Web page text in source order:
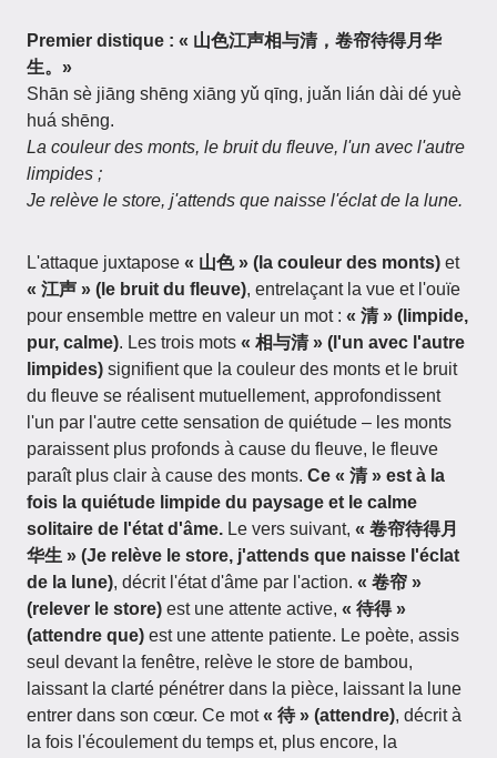
Premier distique : « 山色江声相与清，卷帘待得月华
生。»
Shān sè jiāng shēng xiāng yǔ qīng, juǎn lián dài dé yuè
huá shēng.
La couleur des monts, le bruit du fleuve, l'un avec l'autre
limpides ;
Je relève le store, j'attends que naisse l'éclat de la lune.
L'attaque juxtapose « 山色 » (la couleur des monts) et
« 江声 » (le bruit du fleuve), entrelaçant la vue et l'ouïe
pour ensemble mettre en valeur un mot : « 清 » (limpide,
pur, calme). Les trois mots « 相与清 » (l'un avec l'autre
limpides) signifient que la couleur des monts et le bruit
du fleuve se réalisent mutuellement, approfondissent
l'un par l'autre cette sensation de quiétude – les monts
paraissent plus profonds à cause du fleuve, le fleuve
paraît plus clair à cause des monts. Ce « 清 » est à la
fois la quiétude limpide du paysage et le calme
solitaire de l'état d'âme. Le vers suivant, « 卷帘待得月
华生 » (Je relève le store, j'attends que naisse l'éclat
de la lune), décrit l'état d'âme par l'action. « 卷帘 »
(relever le store) est une attente active, « 待得 »
(attendre que) est une attente patiente. Le poète, assis
seul devant la fenêtre, relève le store de bambou,
laissant la clarté pénétrer dans la pièce, laissant la lune
entrer dans son cœur. Ce mot« 待 » (attendre), décrit à
la fois l'écoulement du temps et, plus encore, la